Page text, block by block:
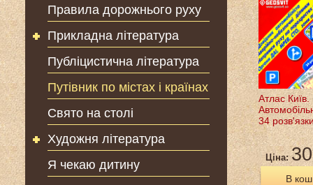
Правила дорожнього руху
Прикладна література
Публіцистична література
Путівник по містах і країнах
Свято на столі
Художня література
Я чекаю дитину
Атлас Київ.
34
Ціна:
В